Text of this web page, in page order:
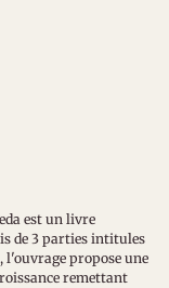
est un livre
de 3 parties intitules
l'ouvrage propose une
remettant